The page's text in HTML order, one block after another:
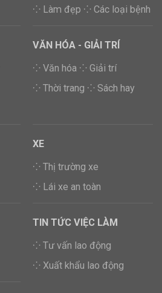
⁘ Làm đẹp ⁘ Các loại bệnh
VĂN HÓA - GIẢI TRÍ
⁘ Văn hóa ⁘ Giải trí
⁘ Thời trang ⁘ Sách hay
XE
⁘ Thị trường xe
⁘ Lái xe an toàn
TIN TỨC VIỆC LÀM
⁘ Tư vấn lao động
⁘ Xuất khẩu lao động